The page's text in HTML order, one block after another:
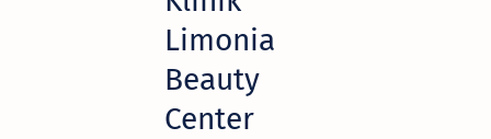
Limonia
Beauty
Center